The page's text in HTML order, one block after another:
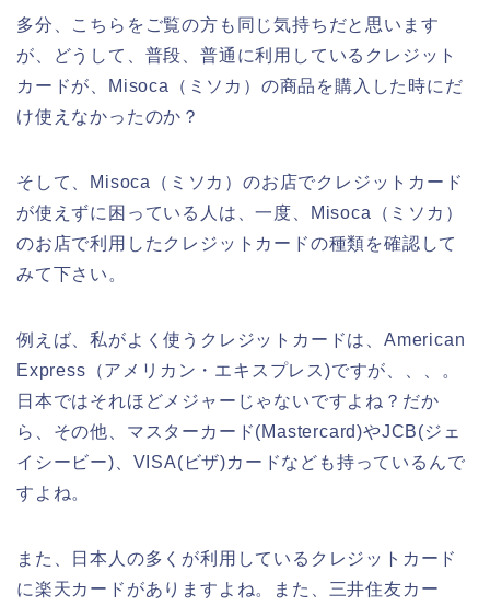
多分、こちらをご覧の方も同じ気持ちだと思います
が、どうして、普段、普通に利用しているクレジット
カードが、Misoca（ミソカ）の商品を購入した時にだ
け使えなかったのか？
そして、Misoca（ミソカ）のお店でクレジットカード
が使えずに困っている人は、一度、Misoca（ミソカ）
のお店で利用したクレジットカードの種類を確認して
みて下さい。
例えば、私がよく使うクレジットカードは、American
Express（アメリカン・エキスプレス)ですが、、、。
日本ではそれほどメジャーじゃないですよね？だか
ら、その他、マスターカード(Mastercard)やJCB(ジェ
イシービー)、VISA(ビザ)カードなども持っているんで
すよね。
また、日本人の多くが利用しているクレジットカード
に楽天カードがありますよね。また、三井住友カー